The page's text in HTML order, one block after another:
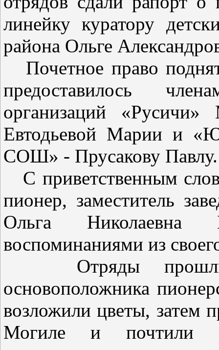
линейку куратору
района Ольге
Почетное право
предоставилось
организаций
Евтодьевой Марии и
СОШ» - Прусакову Павлу.
С приветственным
пионер, заместитель
Ольга Николаевна
воспоминаниями из
Отряды прошли
основоположника
возложили цветы, затем
Могиле и почтили